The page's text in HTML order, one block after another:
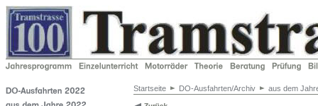
Startseite DO-Ausfahrten/Archiv aus dem